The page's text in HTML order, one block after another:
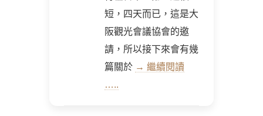
短，四天而已，這是大
阪觀光會議協會的邀
請，所以接下來會有幾
篇關於 → 繼續閱讀
…..